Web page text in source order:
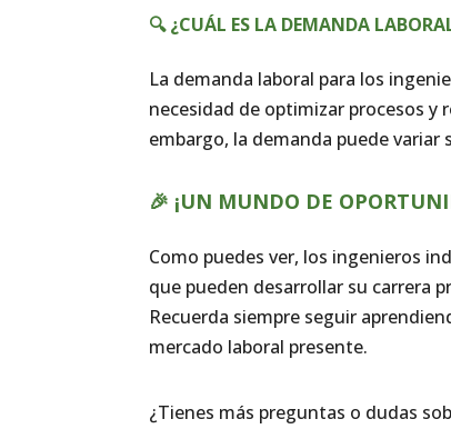
🔍 ¿CUÁL ES LA DEMANDA
La demanda laboral para los
necesidad de optimizar procesos y
embargo, la demanda puede
🎉 ¡UN MUNDO DE
Como puedes ver, los ingenieros
que pueden desarrollar su carrera
Recuerda siempre seguir
mercado laboral presente.
¿Tienes más preguntas o dudas